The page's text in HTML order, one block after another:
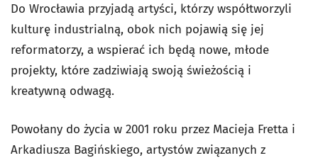
Do Wrocławia przyjadą artyści, którzy współtworzyli
kulturę industrialną, obok nich pojawią się jej
reformatorzy, a wspierać ich będą nowe, młode
projekty, które zadziwiają swoją świeżością i
kreatywną odwagą.
Powołany do życia w 2001 roku przez Macieja Fretta i
Arkadiusza Bagińskiego, artystów związanych z